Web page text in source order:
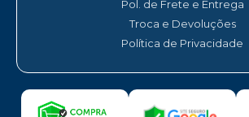
Pol. de Frete e Entrega
Troca e Devoluções
Política de Privacidade